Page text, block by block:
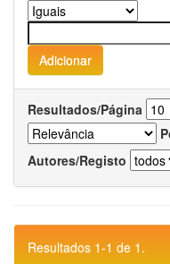
Resultados/Página
Autores/Registo
Resultados 1-1 de 1.